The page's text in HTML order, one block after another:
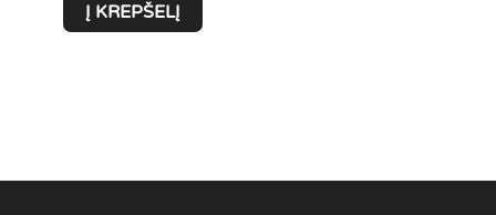
Į KREPŠELĮ